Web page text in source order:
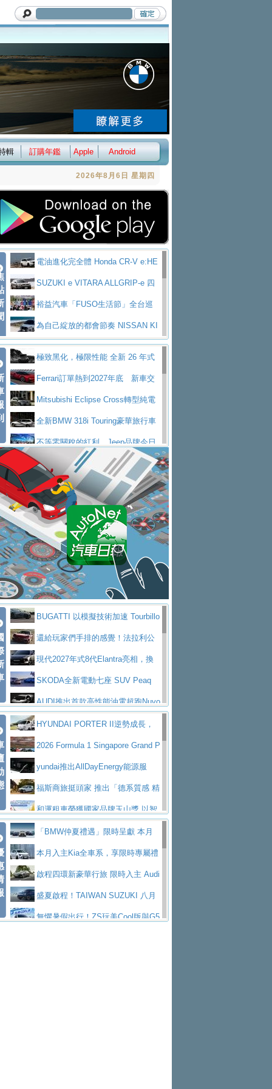
輯 訂購年鑑 Apple Android
2026年8月6日 星期四
電油進化完全體 Honda CR-V e:HE
V PrestigeSUZUKI e VITARA ALLGRIP-e 四
驅精神的純電新詮釋
裕益汽車「FUSO生活節」全台巡
迴 結合生活體驗、交通安全與購車優惠
為自己綻放的都會節奏 NISSAN KI
CKS SAKURA為品味獨具層峰買家打造的頂級座
駕，MAZDA CX-90 33T AWD Premium Ca
ptain Seat
EV
技的座駕! Ford Territory中型油電休旅
SO Super Great今日在台登場，結合先進安
全輔助科技
ntis四品牌經銷權，全新多品牌旗艦展示中
心開幕啟用
屏東特搜大隊再添新利器 SITRAK
救助器材車買氣不衰、SUZUKI經銷商勇於開啟
全新大店，新北都鈴木占地500坪土城旗艦
展示中心開幕
2025第七屆ISUZU運轉職人挑戰賽
熱血登場 展現極致車技與專業職人精神
H2GP世界總決賽圓滿落幕 台灣團
隊表現精彩淨零減碳指標性應用 純電動水泥預
拌車 消防車除了滅火裝備還需要什麼？
一探SITRAK “準” 消防車的究竟
大益金龍初試啼聲，汽柴油5噸貨車
不是對手正宗年鑑2025年全球自動車年鑑1月
下旬問世！2024第六屆ISUZU運轉職人挑戰賽
首度前進南台灣熱烈開戰
豪華電能休旅新星 Audi Q4 Sportba
ck 55 e-tron S lineScania Taiwan 逆風而行，加深力
道投資布局
極致黑化，極限性能 全新 26 年式
DEFENDER OCTA BLACK 限量登台
Ferrari訂單熱到2027年底 新車交
付至少得等一年以上
Mitsubishi Eclipse Cross轉型純電
休旅 87kWh電池續航超過600公里
全新BMW 318i Touring豪華旅行車
全台限量200台 進化現型
不等零關稅的紅利，Jeep品牌今日
起展開首批車交車
Volvo EX60 即將叩關，靜肅性、底
盤與數位介面搶先揭露
Audi Q9 將於 2026 年底上市 旗艦
大型 SUV 鎖定七人座豪華市場
BMW攜手漫威電影【蜘蛛人：重生
日】 Skoda 發表全新 Peaq 內裝：七人
座純電旗艦 SUV，行李廂最大可達 935 公
升
全新純電 Mercedes-Benz C 400 4
MATIC Electric 登場
奢華與科技大躍進，MAZDA全新3
代CX-5全方位進化提前亮相並展開預售94.9
萬起
馬自達公布 2027 年式 MX-5 更
新，新增 Yakudo 特別版
Skoda Peaq 發表全新電動動力系
統 最長續航逾 640 公里、支援雙向供電
BMW M2 首度導入 xDrive 四驅，
美國與瑞士需求成關鍵推手
The all-new T-Roc 魅力 自成焦點
Maserati GT2 Stradale「Tribute to
MC12」全球首度亮相
迎接 RANGE ROVER 品牌家族第
五位成員 全新 RANGE ROVER GT 預告登
場
造型華麗時尚、科技座艙再進化，P
eugeot 208小改款發表上市94.8萬起
突然滿天都是小星星！ 台灣賓士突
襲式宣告全新 GLB 第四季上市即日起接單1
98萬起
台灣僅此一台 ! ROYAL ENFIELD
SHOTGUN 650 x ROUGH CRAFTS 限量特
仕版29日開放搶購
BUGATTI 以模擬技術加速 Tourbillo
n 動態開發還給玩家們手排的感覺！法拉利公
布12Cilidri Manaule手排超跑產品細節
現代2027年式8代Elantra亮相，換
裝更銳利的造型、更先進的資訊娛樂系統及
更高效的動力
SKODA全新電動七座 SUV Peaq
問世，擁有品牌史上最寬敞且豪華的座艙
AUDI推出首款高性能油電超跑Nuvo
lari，0到100公里加速2.6秒、極速350公里
／小時
百年三叉戟傳奇再啟程 Maserati 重
返 1000 Miglia 傳承競速榮耀
法拉利首款純電跑車Luce亮相，最
大馬力超過1000匹並具備530公里最大續航
里程
小車大空間、座艙科技更先進，SK
ODA發表全新純電跨界休旅Eipq祭平民化車
價89萬起
賓士AMG.EA專屬平台首作，Merc
edes-AMG 全新GT 4-Door Coupe全球首發
福斯推出首款GTI純電性能掀背ID.
Polo GTI，擁有226匹馬力和零百加速 6.8
秒的實力
Jaguar 公布四門 GT車款正式車名
為JAGUAR TYPE 01
終於跟上進度，LEXUS發表首款三
排六座純電旗艦休旅 TZ
有錢也買不到的Golf R！福斯打造
全新Golf R 24h賽車將挑戰紐柏林24小時耐
久賽
SKODA公布全新小型純電跨界休旅
Epiq內裝設計，預計5月19日全球首發
福斯全新 ID. Polo 起跳價約台幣94
HYUNDAI PORTER II逆勢成長，
勇奪中型貨車銷售冠軍
2026 Formula 1 Singapore Grand P
rix 新加坡大獎賽 Audi 極速之旅開放報名
yundai推出AllDayEnergy能源服
務 讓電動車化身行動儲能系統
福斯商旅挺頭家 推出「德系質感 精
算圓夢」專案和運租車榮獲國家品牌玉山獎 以智
慧移動與綠能創新父親節霸氣獻禮！PGO 威力125 最
低入手價 $60,900 起 省油ｘ安全ｘ大空間
陪爸爸輕鬆
Toyota歐洲純電車銷量翻倍 2026
上半年成長113％
NISSAN X-TRAIL 上市首月銷量
躋身同級前3名Subaru推動燃油、油電與純電車混
線生產 以彈性製造應對市場變化
XFORCE攜手臺南祀典大天后宮 試
「BMW仲夏禮遇」限時呈獻 本月
入主即享尊榮豪華五星假期 多元優購方案
同步實施
本月入主Kia全車系，享限時專屬禮
遇 啟程四環新豪華行旅 限時入主 Audi
A6 旗艦陣容 低月付5,888元起及3 年乙式險
購置金
盛夏啟程！TAIWAN SUZUKI 八月
禮遇全面升級無懼暑假出行！ZS玩美Cool版與G5